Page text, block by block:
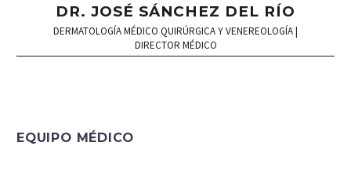
DR. JOSÉ SÁNCHEZ DEL RÍO
DERMATOLOGÍA MÉDICO QUIRÚRGICA Y VENEREOLOGÍA |
DIRECTOR MÉDICO
EQUIPO MÉDICO